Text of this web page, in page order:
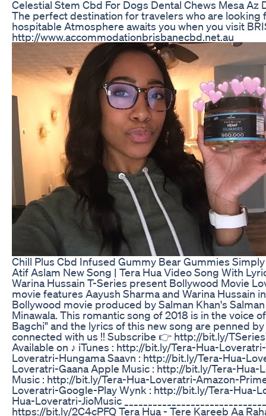
Celestial Stem Cbd For Dogs Dental Chews Mesa
The perfect destination for travelers who are looking
hospitable Atmosphere awaits you when you visit
http://www.accommodationbrisbanecbd.net.au
Chill Plus Cbd Infused Gummy Bear Gummies
Atif Aslam New Song | Tera Hua Video Song With
Warina Hussain T-Series present Bollywood Movie
movie features Aayush Sharma and Warina Hussain
Bollywood movie produced by Salman Khan's
Minawala. This romantic song of 2018 is in the voice
Bagchi" and the lyrics of this new song are penned
connected with us !! Subscribe 👉 http://bit.ly/
Available on ♪ iTunes : http://bit.ly/Tera-Hua-
Loveratri-Hungama Saavn : http://bit.ly/Tera-Hua-
Loveratri-Gaana Apple Music : http://bit.ly/Tera-
Music : http://bit.ly/Tera-Hua-Loveratri-Amazon-
Loveratri-Google-Play Wynk : http://bit.ly/Tera-Hua-
Hua-Loveratri-JioMusic
https://bit.ly/2C4cPFQ Tera Hua - Tere Kareeb Aa